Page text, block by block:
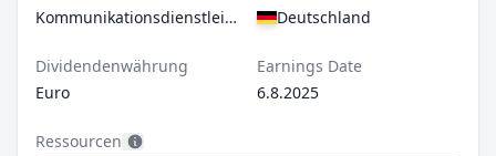
Kommunikationsdienstleistungen
Deutschland
Dividendenwährung
Euro
Earnings Date
6.8.2025
Ressourcen